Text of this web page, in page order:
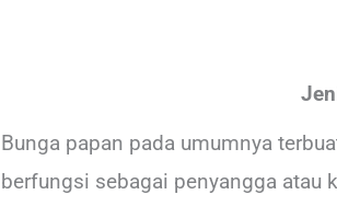
Bunga papan pada umumnya
berfungsi sebagai penyangga atau